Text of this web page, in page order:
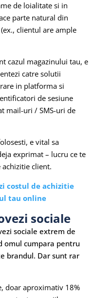
de loialitate si in
parte natural din
clientul are ample
cazul magazinului tau, e
catre solutii
in platforma si
de sesiune
mail-uri / SMS-uri de
e vital sa
exprimat – lucru ce te
achizitie client.
costul de achizitie
tau online
sociale
sociale extrem de
omul cumpara pentru
brandul. Dar sunt rar
doar aproximativ 18%